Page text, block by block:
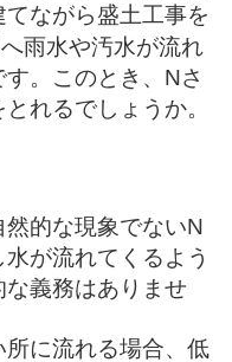
ながら盛土工事を
雨水や汚水が流れ
。このとき、Nさ
れるでしょうか。
的な現象でないN
が流れてくるよう
義務はありませ
に流れる場合、低